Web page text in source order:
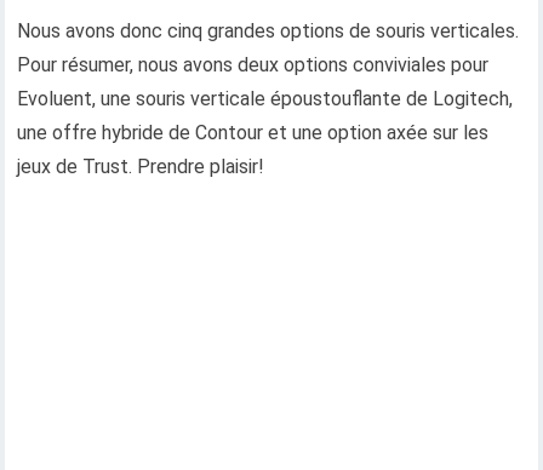
Nous avons donc cinq grandes options de souris verticales.
Pour résumer, nous avons deux options conviviales pour
Evoluent, une souris verticale époustouflante de Logitech,
une offre hybride de Contour et une option axée sur les
jeux de Trust. Prendre plaisir!